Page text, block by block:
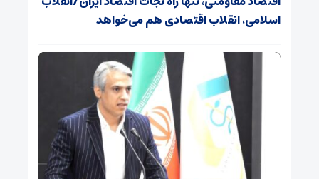
اسلامی، انقلاب اقتصادی هم می‌خواهد